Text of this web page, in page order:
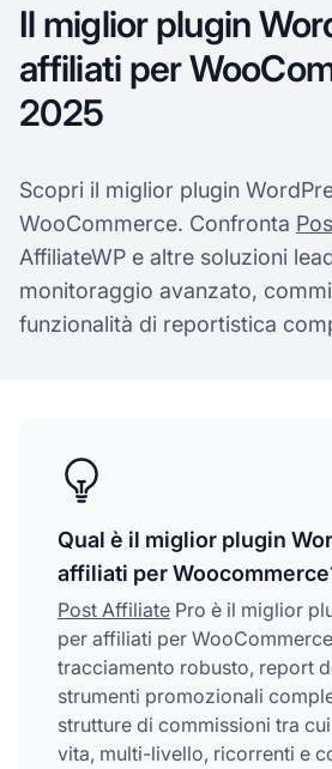
Il miglior plugin
affiliati per
2025
Scopri il miglior plugin
WooCommerce. Confronta
AffiliateWP e altre soluzioni
monitoraggio avanzato,
funzionalità di reportistica
Qual è il miglior plugin
affiliati per
Post Affiliate Pro è il miglior
per affiliati per
tracciamento robusto, report
strumenti promozionali
strutture di commissioni tra
vita, multi-livello, ricorrenti e